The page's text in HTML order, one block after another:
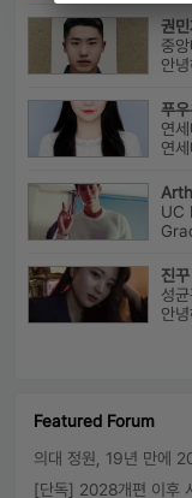
권민
중
푸
연
연
UC
진꾸
성
Featured Forum
의대 정원, 19년 만에
[단독] 2028개편 이후